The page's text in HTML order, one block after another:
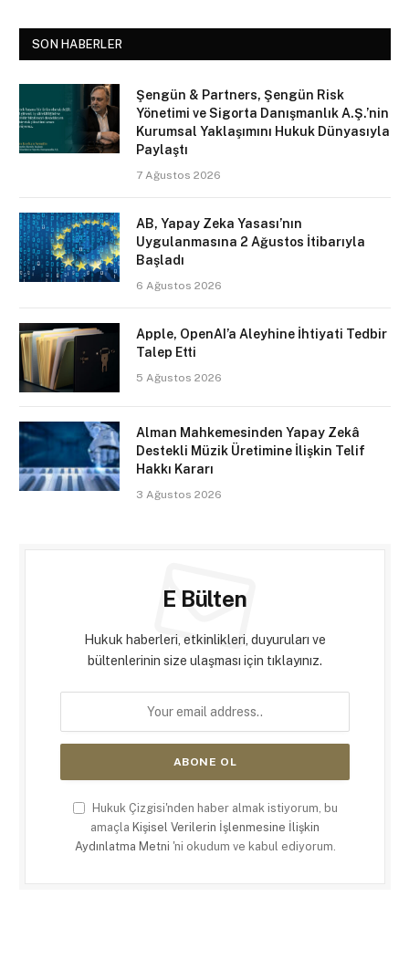
SON HABERLER
Şengün & Partners, Şengün Risk
Yönetimi ve Sigorta Danışmanlık A.Ş.’nin
Kurumsal Yaklaşımını Hukuk Dünyasıyla
Paylaştı
7 Ağustos 2026
AB, Yapay Zeka Yasası’nın
Uygulanmasına 2 Ağustos İtibarıyla
Başladı
6 Ağustos 2026
Apple, OpenAI’a Aleyhine İhtiyati Tedbir
Talep Etti
5 Ağustos 2026
Alman Mahkemesinden Yapay Zekâ
Destekli Müzik Üretimine İlişkin Telif
Hakkı Kararı
3 Ağustos 2026
E Bülten
Hukuk haberleri, etkinlikleri, duyuruları ve
bültenlerinin size ulaşması için tıklayınız.
Hukuk Çizgisi'nden haber almak istiyorum, bu
amaçla Kişisel Verilerin İşlenmesine İlişkin
Aydınlatma Metni 'ni okudum ve kabul ediyorum.